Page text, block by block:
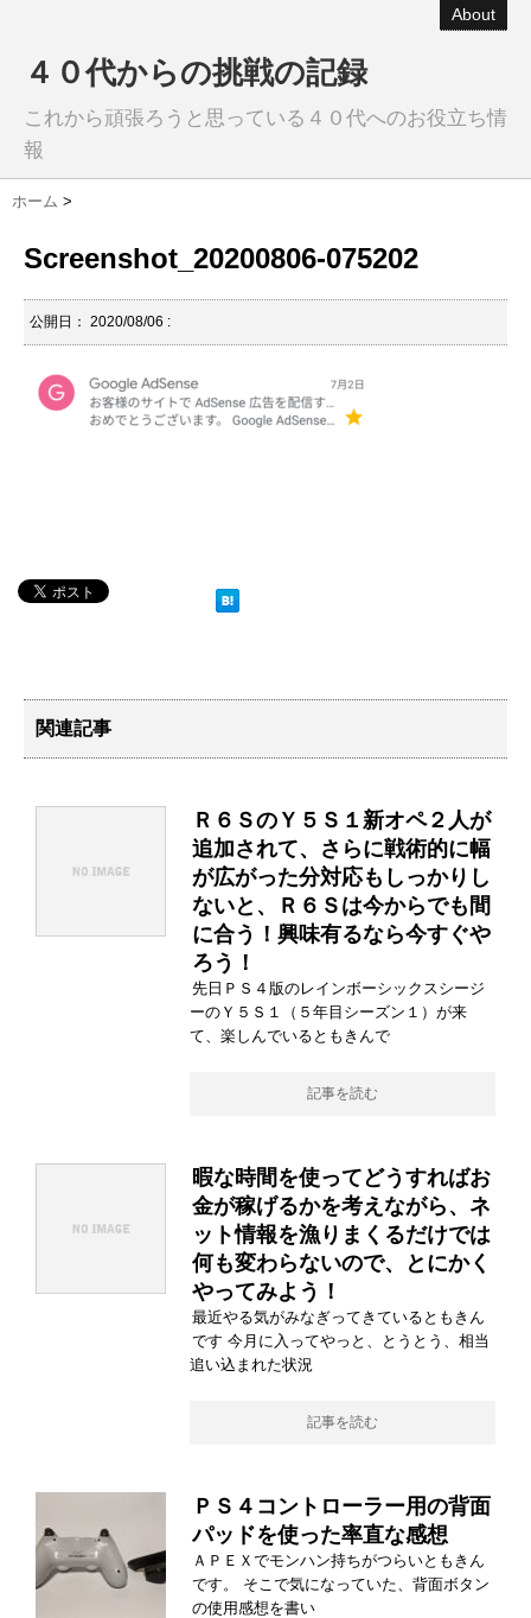
About
４０代からの挑戦の記録
これから頑張ろうと思っている４０代へのお役立ち情
報
ホーム >
Screenshot_20200806-075202
公開日： 2020/08/06 :
関連記事
Ｒ６ＳのＹ５Ｓ１新オペ２人が
追加されて、さらに戦術的に幅
が広がった分対応もしっかりし
ないと、Ｒ６Ｓは今からでも間
に合う！興味有るなら今すぐや
ろう！
先日ＰＳ４版のレインボーシックスシージ
ーのＹ５Ｓ１（５年目シーズン１）が来
て、楽しんでいるともきんで
記事を読む
暇な時間を使ってどうすればお
金が稼げるかを考えながら、ネ
ット情報を漁りまくるだけでは
何も変わらないので、とにかく
やってみよう！
最近やる気がみなぎってきているともきん
です 今月に入ってやっと、とうとう、相当
追い込まれた状況
記事を読む
ＰＳ４コントローラー用の背面
パッドを使った率直な感想
ＡＰＥＸでモンハン持ちがつらいともきん
です。 そこで気になっていた、背面ボタン
の使用感想を書い